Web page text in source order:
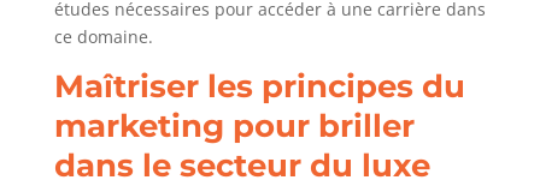
études nécessaires pour accéder à une carrière dans
ce domaine.
Maîtriser les principes du
marketing pour briller
dans le secteur du luxe